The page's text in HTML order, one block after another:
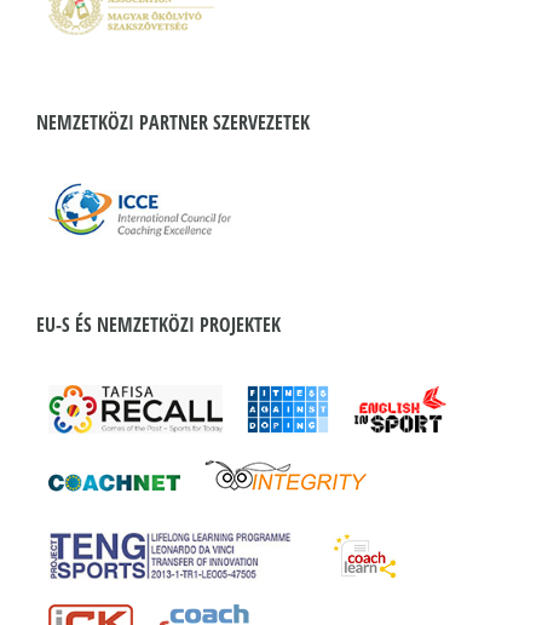
NEMZETKÖZI PARTNER SZERVEZETEK
EU-S ÉS NEMZETKÖZI PROJEKTEK